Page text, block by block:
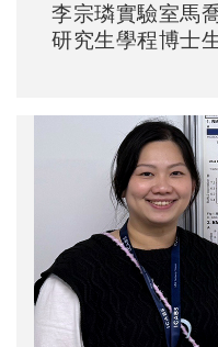
李宗璘實驗室馬
研究生學程博士